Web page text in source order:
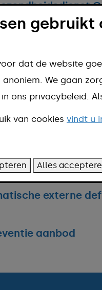
huishouden
huiselijk geweld
externe
aanbod
dat de website
We gaan
ons privacybeleid.
van cookies vindt u
Alles